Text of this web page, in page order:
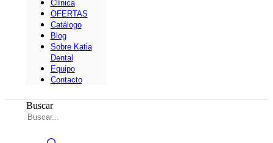
Clínica
OFERTAS
Catálogo
Blog
Sobre Katia
Dental
Equipo
Contacto
Buscar